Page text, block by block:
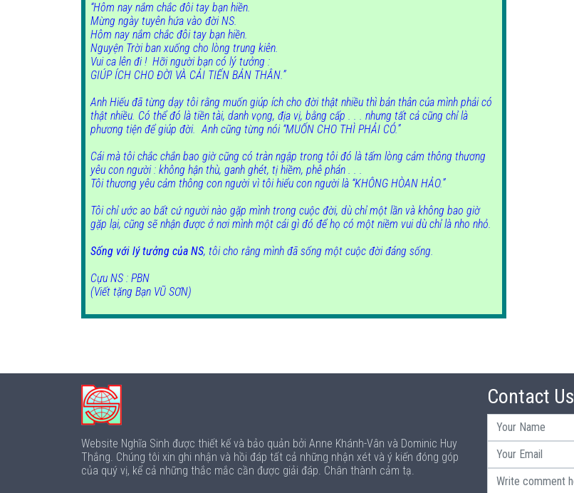
“Hôm nay nắm chắc đôi tay bạn hiền.
Mừng ngày tuyên hứa vào đời NS.
Hôm nay nắm chắc đôi tay bạn hiền.
Nguyện Trời ban xuống cho lòng trung kiên.
Vui ca lên đi ! Hỡi người bạn có lý tưởng :
GIÚP ÍCH CHO ĐỜI VÀ CẢI TIẾN BẢN THÂN.”
Anh Hiếu đã từng dạy tôi rằng muốn giúp ích cho đời thật nhiều thì bản thân của mình phải có
thật nhiều. Có thể đó là tiền tài, danh vọng, địa vị, bằng cấp . . . nhưng tất cả cũng chỉ là
phương tiện để giúp đời. Anh cũng từng nói “MUỐN CHO THÌ PHẢI CÓ.”
Cái mà tôi chắc chắn bao giờ cũng có tràn ngập trong tôi đó là tấm lòng cảm thông thương
yêu con người : không hận thù, ganh ghét, tị hiềm, phê phán . . .
Tôi thương yêu cảm thông con người vì tôi hiểu con người là “KHÔNG HÒAN HẢO.”
Tôi chỉ ước ao bất cứ người nào gặp mình trong cuộc đời, dù chỉ một lần và không bao giờ
gặp lại, cũng sẽ nhận được ở nơi mình một cái gì đó để họ có một niềm vui dù chỉ là nho nhỏ.
Sống với lý tưởng của NS, tôi cho rằng mình đã sống một cuộc đời đáng sống.
Cựu NS : PBN
(Viết tặng Bạn VŨ SƠN)
Website Nghĩa Sinh được thiết kế và bảo quản bởi Anne Khánh-Vân và Dominic Huy
Thắng. Chúng tôi xin ghi nhận và hồi đáp tất cả những nhận xét và ý kiến đóng góp
của quý vị, kể cả những thắc mắc cần được giải đáp. Chân thành cảm tạ.
Contact Us